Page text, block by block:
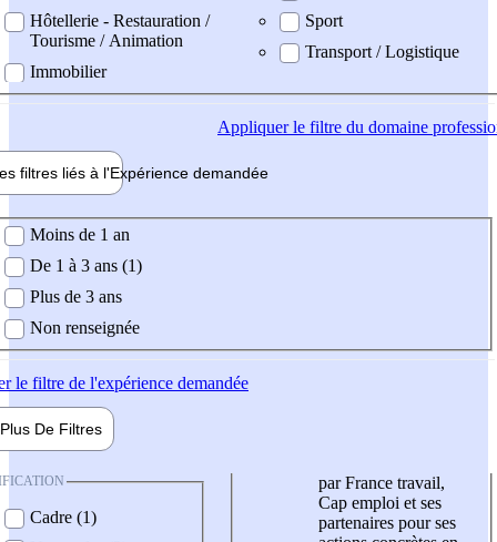
Hôtellerie - Restauration /
Tourisme / Animation
Immobilier
Sport
Transport / Logistique
Appliquerle filtre du domaine
filtres liés à l'Expérience demandée
demandée
Moins de 1 an
De 1 à 3 ans (1)
Plus de 3 ans
Non renseignée
le filtre de l'expérience demandée
Plus De Filtres
Cadre (1)
par France travail,
Cap emploi et ses
partenaires pour ses